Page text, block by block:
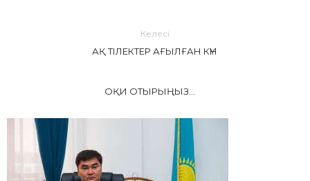
Келесі
АҚ ТІЛЕКТЕР АҒЫЛҒАН КҮН
ОҚИ ОТЫРЫҢЫЗ...